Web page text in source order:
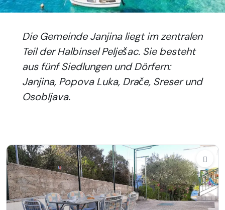
Die Gemeinde Janjina liegt im zentralen
Teil der Halbinsel Pelješac. Sie besteht
aus fünf Siedlungen und Dörfern:
Janjina, Popova Luka, Drače, Sreser und
Osobljava.